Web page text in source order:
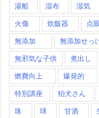
湯船 湿布 湿気
火傷 炊飯器 点
無添加 無添加せっ
無邪気な子供 煮出し
燃費向上 爆発的
特別講座 狛犬さん
珠 球 甘酒